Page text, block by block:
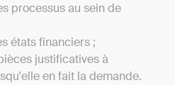
processus au sein de
états financiers ;
justificatives à
en fait la demande.